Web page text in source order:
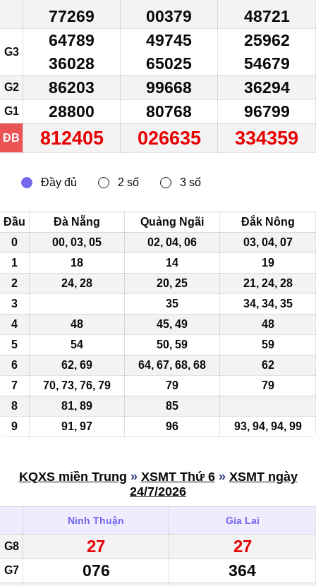
77269
00379
48721
G3
64789
36028
49745
65025
25962
54679
G2 86203 99668 36294
G1 28800 80768 96799
ĐB 812405 026635 334359
Đầu Đà Nẵng Quảng Ngãi
Đắk Nông
0
00, 03, 05 02, 04, 06
03, 04, 07
1
18 14
19
2
24, 28 20, 25
21, 24, 28
3
35
34, 34, 35
4
48 45, 49
48
5
54 50, 59
59
6
62, 69 64, 67, 68, 68
62
7
70, 73, 76, 79 79
79
8
81, 89
85
9
91, 97 96 93, 94, 94, 99
KQXS miền Trung » XSMT Thứ 6» XSMT ngày
24/7/2026
Ninh Thuận Gia Lai
G8 27 27
G7 076
364